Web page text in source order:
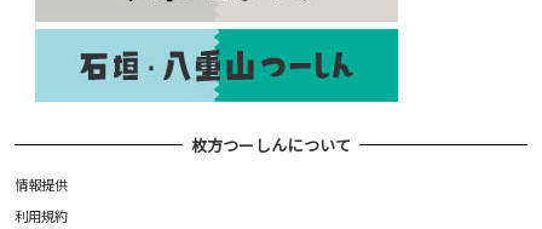
枚方つーしんについて
情報提供
利用規約